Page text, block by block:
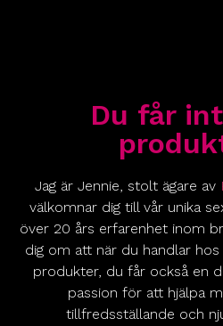
Du får
Jag är Jennie, stolt ägare av
välkomnar dig till vår unika
över 20 års erfarenhet inom
dig om att när du handlar
produkter, du får också en
passion för att hjälpa
tillfredsställande och